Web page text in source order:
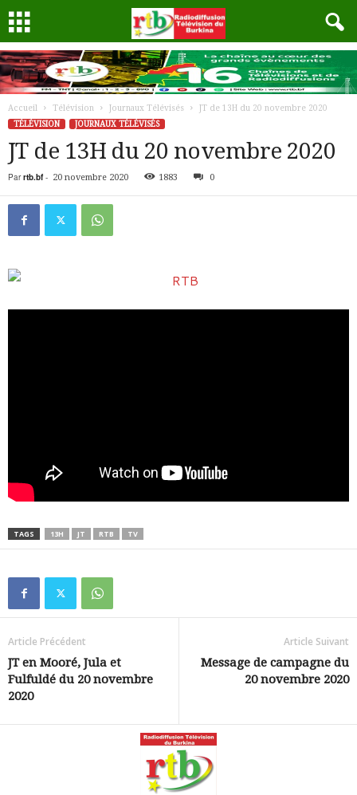
Accueil Télévision Journaux Télévisés
JT de 13H du 20 novembre 2020
TÉLÉVISION
JOURNAUX TÉLÉVISÉS
JT de 13H du 20 novembre 2020
Par rtb.bf- 20 novembre 2020 1883 0
TAGS 13H JT RTB TV
Article Précédent
JT en Mooré, Jula et
Fulfuldé du 20 novembre
2020
Article Suivant
Message de campagne du
20 novembre 2020